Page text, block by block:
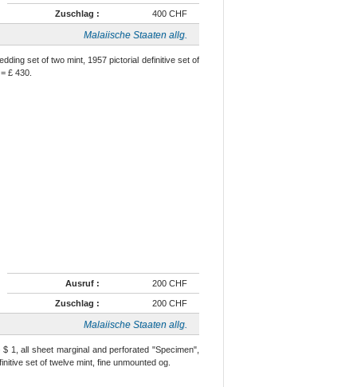
Zuschlag : 400 CHF
Malaiische Staaten allg.
set of two mint, 1957 pictorial definitive set of
£ 430.
Ausruf : 200 CHF
Zuschlag : 200 CHF
Malaiische Staaten allg.
1, all sheet marginal and perforated "Specimen",
set of twelve mint, fine unmounted og.